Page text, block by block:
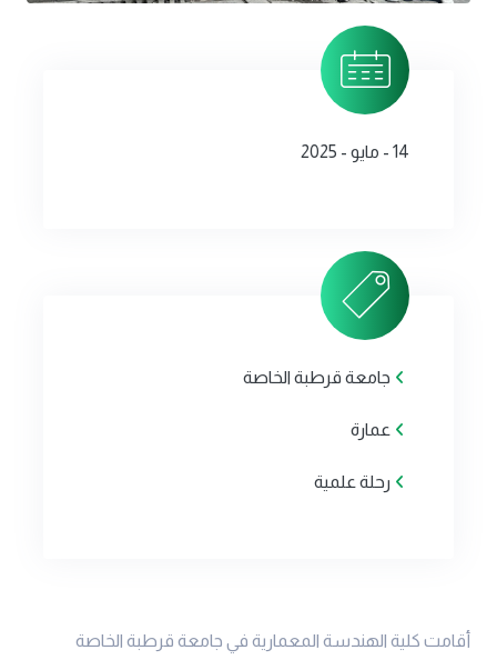
14 - مايو - 2025
جامعة قرطبة الخاصة
عمارة
رحلة علمية
أقامت كلية الهندسة المعمارية في جامعة قرطبة الخاصة